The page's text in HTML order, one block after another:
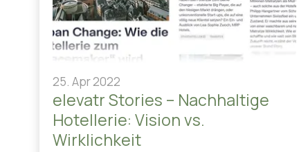
25. Apr 2022
elevatr Stories – Nachhaltige
Hotellerie: Vision vs.
Wirklichkeit